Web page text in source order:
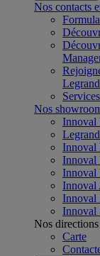
Nos contacts
Legrand
Nos
Innoval
Innoval
Innoval
Innoval
Innoval
Innoval
Innoval
Nos
Carte